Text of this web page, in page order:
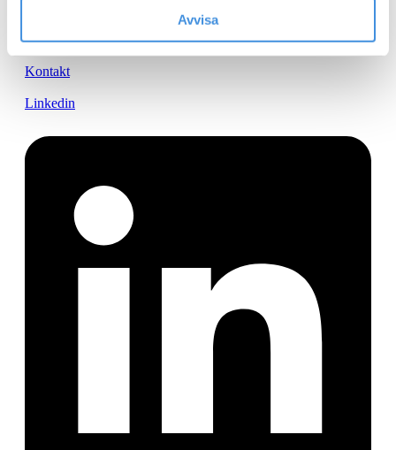
Avvisa
Tekniker
Om oss
Kontakt
Linkedin